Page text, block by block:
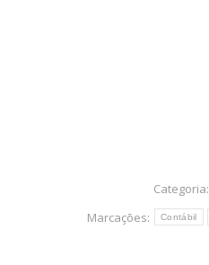
Categoria:
Marcações:
Contábil